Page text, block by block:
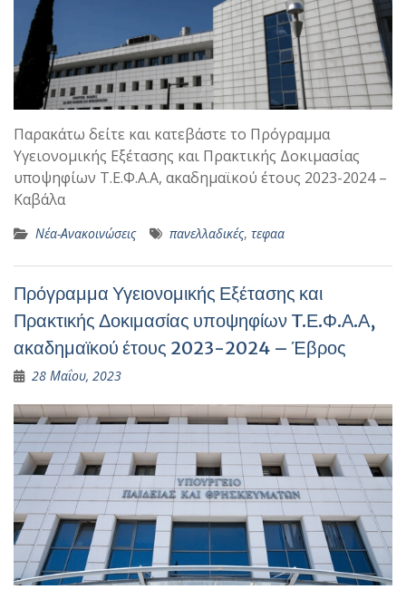
Παρακάτω δείτε και κατεβάστε το Πρόγραμμα
Υγειονομικής Εξέτασης και Πρακτικής Δοκιμασίας
υποψηφίων T.Ε.Φ.Α.Α, ακαδημαϊκού έτους 2023-2024 –
Καβάλα
Νέα-Ανακοινώσεις πανελλαδικές, τεφαα
Πρόγραμμα Υγειονομικής Εξέτασης και
Πρακτικής Δοκιμασίας υποψηφίων T.Ε.Φ.Α.Α,
ακαδημαϊκού έτους 2023-2024 – Έβρος
28 Μαΐου, 2023